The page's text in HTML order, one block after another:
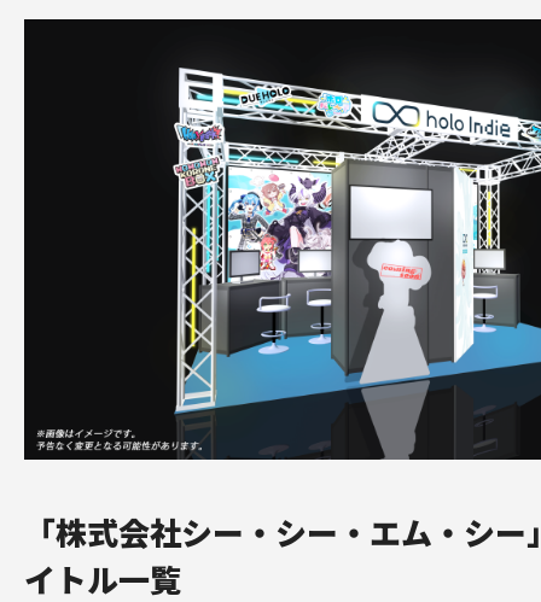
「株式会社シー・シー・エム・シ
イトル一覧